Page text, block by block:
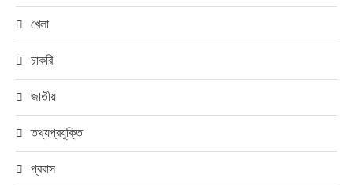
খেলা
চাকরি
জাতীয়
তথ্যপ্রযুক্তি
প্রবাস